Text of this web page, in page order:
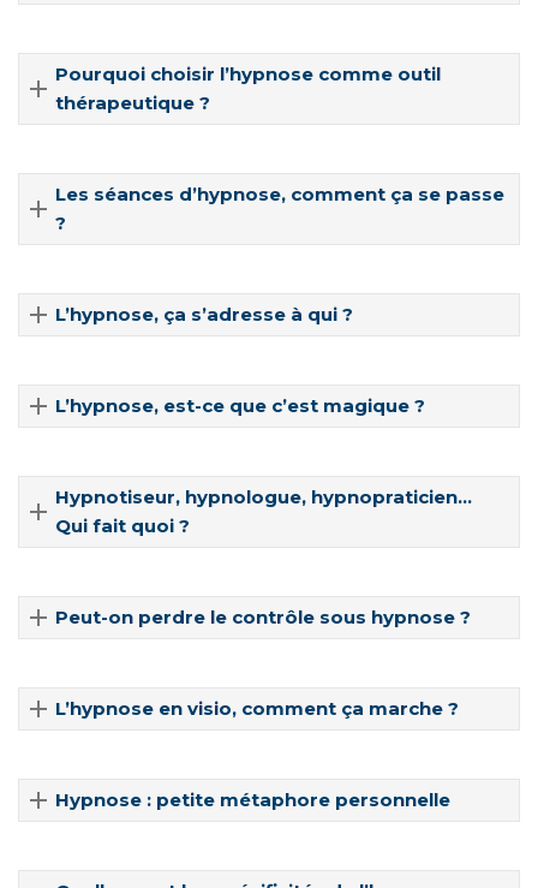
Pourquoi choisir l’hypnose comme outil
thérapeutique ?
Les séances d’hypnose, comment ça se passe
?
L’hypnose, ça s’adresse à qui ?
L’hypnose, est-ce que c’est magique ?
Hypnotiseur, hypnologue, hypnopraticien…
Qui fait quoi ?
Peut-on perdre le contrôle sous hypnose ?
L’hypnose en visio, comment ça marche ?
Hypnose : petite métaphore personnelle